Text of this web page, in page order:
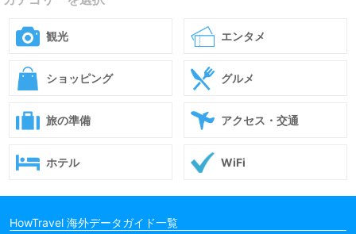
観光 エンタメ
ショッピング グルメ
旅の準備 アクセス・交通
ホテル WiFi
HowTravel 海外データガイド一覧